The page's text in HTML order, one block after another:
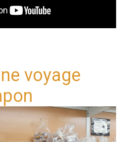
voyage